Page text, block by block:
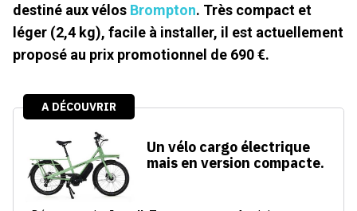
destiné aux vélos Brompton. Très compact et
léger (2,4 kg), facile à installer, il est actuellement
proposé au prix promotionnel de 690 €.